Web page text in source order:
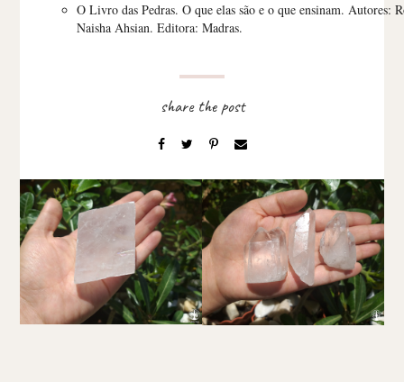
O Livro das Pedras. O que elas são e o que ensinam. Autores:
Naisha Ahsian. Editora: Madras.